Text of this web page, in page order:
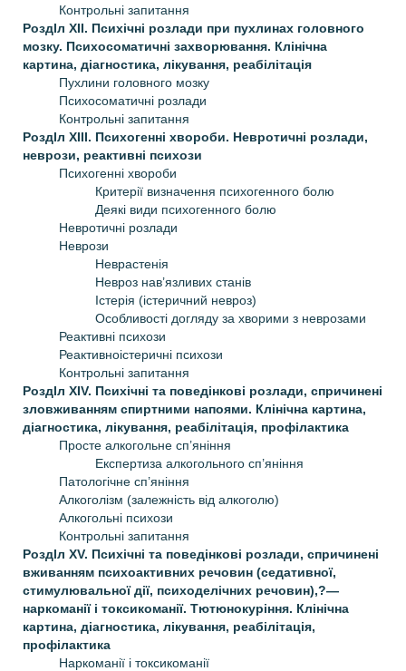
Контрольні запитання
РоздIл XII. Психічні розлади при пухлинах головного
мозку. Психосоматичні захворювання. Клінічна
картина, діагностика, лікування, реабілітація
Пухлини головного мозку
Психосоматичні розлади
Контрольні запитання
РоздIл XIII. Психогенні хвороби. Невротичні розлади,
неврози, реактивні психози
Психогенні хвороби
Критерії визначення психогенного болю
Деякі види психогенного болю
Невротичні розлади
Неврози
Неврастенія
Невроз нав’язливих станів
Iстерія (істеричний невроз)
Особливості догляду за хворими з неврозами
Реактивні психози
Реактивно­істеричні психози
Контрольні запитання
РоздIл XIV. Психічні та поведінкові розлади, спричинені
зловживанням спиртними напоями. Клінічна картина,
діагностика, лікування, реабілітація, профілактика
Просте алкогольне сп’яніння
Експертиза алкогольного сп’яніння
Патологічне сп’яніння
Алкоголізм (залежність від алкоголю)
Алкогольні психози
Контрольні запитання
РоздIл XV. Психічні та поведінкові розлади, спричинені
вживанням психоактивних речовин (седативної,
стимулювальної дії, психоделічних речовин),?—
наркоманії і токсикоманії. Тютюнокуріння. Клінічна
картина, діагностика, лікування, реабілітація,
профілактика
Наркоманії і токсикоманії